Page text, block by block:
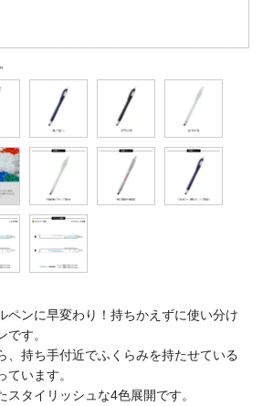
ペンに早変わり！持ちかえずに使い分け
す。
、持ち手付近でふくらみを持たせている
います。
スタイリッシュな4色展開です。